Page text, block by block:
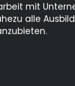
mit
alle